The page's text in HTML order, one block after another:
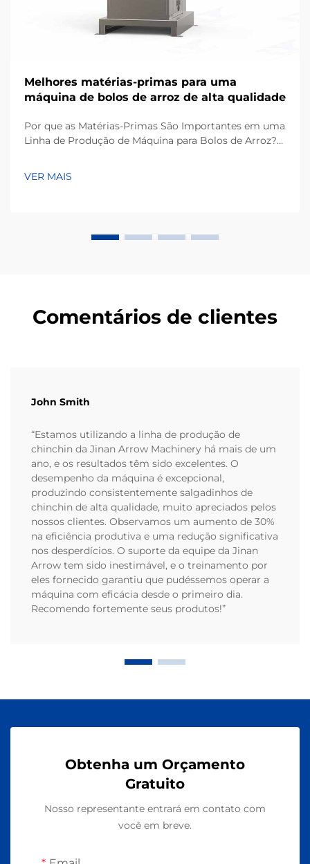
Melhores matérias-primas para uma
máquina de bolos de arroz de alta qualidade
Por que as Matérias-Primas São Importantes em uma
Linha de Produção de Máquina para Bolos de Arroz?
lanches, um dos fatores mais subestimados para
VER MAIS
Comentários de clientes
John Smith
“Estamos utilizando a linha de produção de
chinchin da Jinan Arrow Machinery há mais de um
ano, e os resultados têm sido excelentes. O
desempenho da máquina é excepcional,
produzindo consistentemente salgadinhos de
chinchin de alta qualidade, muito apreciados pelos
nossos clientes. Observamos um aumento de 30%
na eficiência produtiva e uma redução significativa
nos desperdícios. O suporte da equipe da Jinan
Arrow tem sido inestimável, e o treinamento por
eles fornecido garantiu que pudéssemos operar a
máquina com eficácia desde o primeiro dia.
Recomendo fortemente seus produtos!”
Obtenha um Orçamento
Gratuito
Nosso representante entrará em contato com
você em breve.